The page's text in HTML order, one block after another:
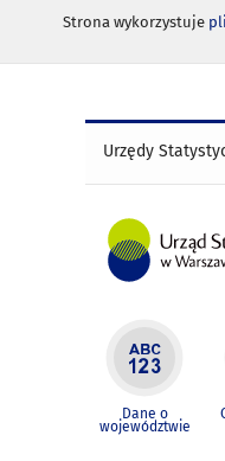
Strona wykorzystuje
Urzędy
Dane o
województwie